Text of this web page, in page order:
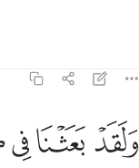
ولقد بعثنا في كل امة
وَلَقَدْ بَعَثْنَا فِى
ﱤﱥﱦ